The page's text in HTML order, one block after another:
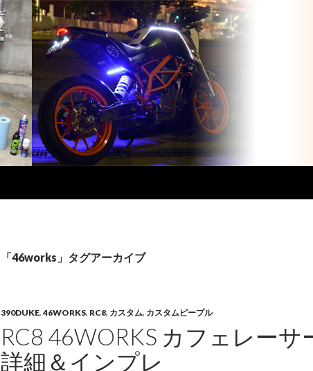
「46works」タグアーカイブ
390DUKE, 46WORKS, RC8, カスタム, カスタムピープル
RC8 46WORKS カフェレーサ
詳細＆インプレ